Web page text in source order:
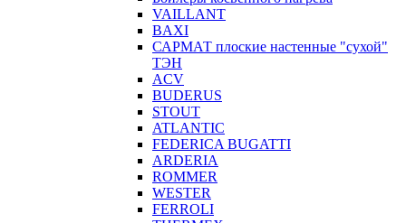
VAILLANT
BAXI
САРМАТ плоские настенные "сухой"
ТЭН
ACV
BUDERUS
STOUT
ATLANTIC
FEDERICA BUGATTI
ARDERIA
ROMMER
WESTER
FERROLI